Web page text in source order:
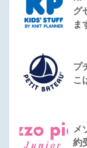
グ
ま
プ
こ
メ
約